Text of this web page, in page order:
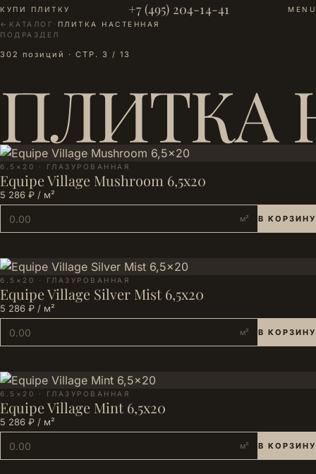
КУПИ ПЛИТКУ +7 (495) 204-14-41
MENU
← КАТАЛОГ · ПЛИТКА НАСТЕННАЯ
ПОДРАЗДЕЛ
302 позиций · СТР. 3 / 13
ПЛИТКА
6.5×20 · ГЛАЗУРОВАННАЯ
Equipe Village Mushroom 6,5x20
5 286 ₽ / м²
м² В КОРЗИНУ
6.5×20 · ГЛАЗУРОВАННАЯ
Equipe Village Silver Mist 6,5x20
5 286 ₽ / м²
м² В КОРЗИНУ
6.5×20 · ГЛАЗУРОВАННАЯ
Equipe Village Mint 6,5x20
5 286 ₽ / м²
м² В КОРЗИНУ